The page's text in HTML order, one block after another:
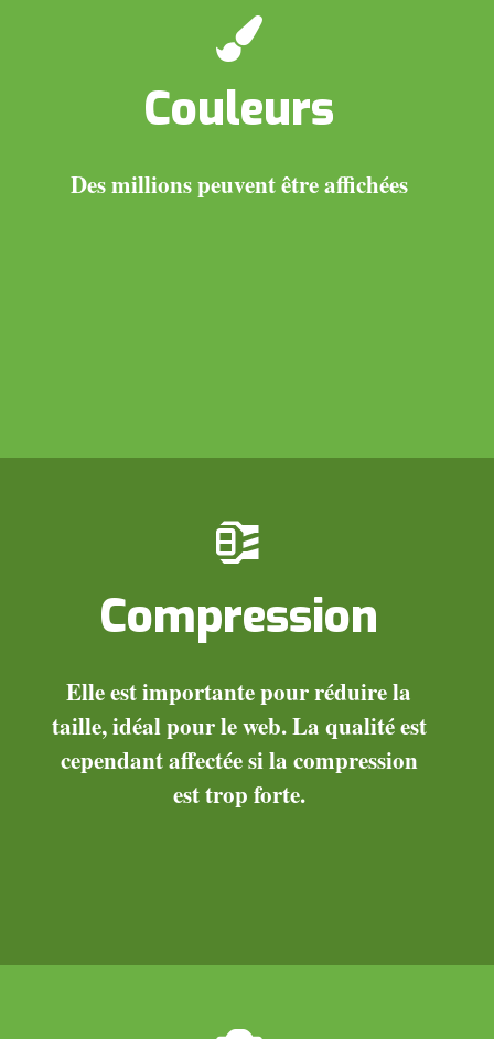
Couleurs
Des millions peuvent être affichées
Compression
Elle est importante pour réduire la
taille, idéal pour le web. La qualité est
cependant affectée si la compression
est trop forte.